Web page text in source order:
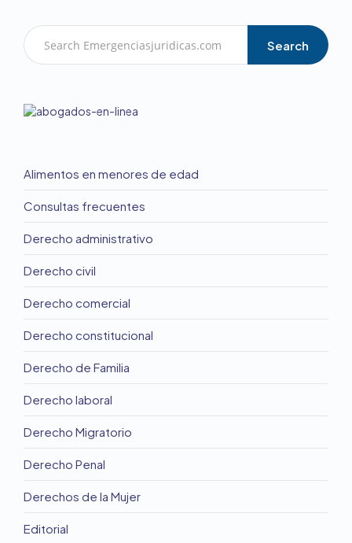
Search
Alimentos en menores de edad
Consultas frecuentes
Derecho administrativo
Derecho civil
Derecho comercial
Derecho constitucional
Derecho de Familia
Derecho laboral
Derecho Migratorio
Derecho Penal
Derechos de la Mujer
Editorial